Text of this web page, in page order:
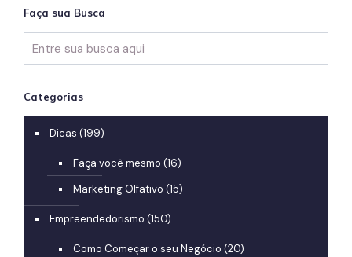
Faça sua Busca
Categorias
Dicas (199)
Faça você mesmo (16)
Marketing Olfativo (15)
Empreendedorismo (150)
Como Começar o seu Negócio (20)